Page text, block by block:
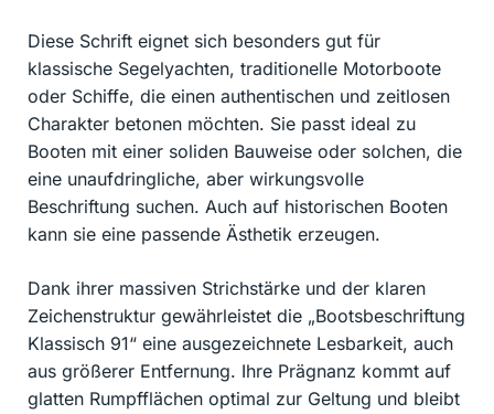
Diese Schrift eignet sich besonders gut für
klassische Segelyachten, traditionelle Motorboote
oder Schiffe, die einen authentischen und zeitlosen
Charakter betonen möchten. Sie passt ideal zu
Booten mit einer soliden Bauweise oder solchen, die
eine unaufdringliche, aber wirkungsvolle
Beschriftung suchen. Auch auf historischen Booten
kann sie eine passende Ästhetik erzeugen.
Dank ihrer massiven Strichstärke und der klaren
Zeichenstruktur gewährleistet die „Bootsbeschriftung
Klassisch 91“ eine ausgezeichnete Lesbarkeit, auch
aus größerer Entfernung. Ihre Prägnanz kommt auf
glatten Rumpfflächen optimal zur Geltung und bleibt